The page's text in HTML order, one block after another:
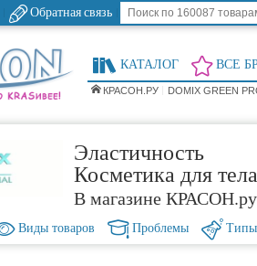
Обратная связь
КАТАЛОГ ВСЕ
КРАСОН.РУ DOMIX GREEN
Эластичность
Косметика для
В магазине КРАСОН.ру
Виды товаров Проблемы Типы